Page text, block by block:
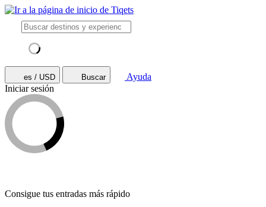
es / USD Buscar
Ayuda
Iniciar sesión
Consigue tus entradas más rápido